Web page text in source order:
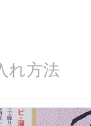
れ方法